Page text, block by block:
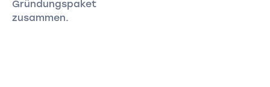
Gründungspaket
zusammen.